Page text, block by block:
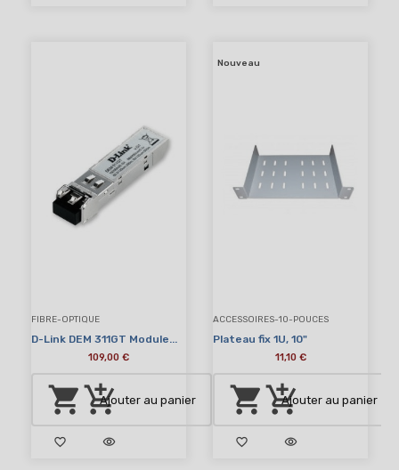
FIBRE-OPTIQUE
D-Link DEM 311GT Module...
109,00 €
shopping_cartadd_shopping_cartAjouter au panier
favorite_border visibility
Nouveau
ACCESSOIRES-10-POUCES
Plateau fix 1U, 10"
11,10 €
shopping_cartadd_shopping_cartAjouter au panier
favorite_border visibility